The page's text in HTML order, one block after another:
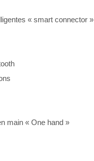
« smart connector »
main « One hand »